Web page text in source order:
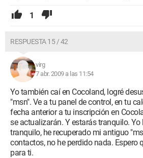
1
RESPUESTA 15 / 42
virg
7 abr. 2009 a las 11:54
Yo también caí en Cocoland, logré
"msn". Ve a tu panel de control, en tu
fecha anterior a tu inscripción en
se actualizarán. Y estarás tranquilo. Yo
tranquilo, he recuperado mi antiguo
contactos, no he perdido nada. Espero
para ti.